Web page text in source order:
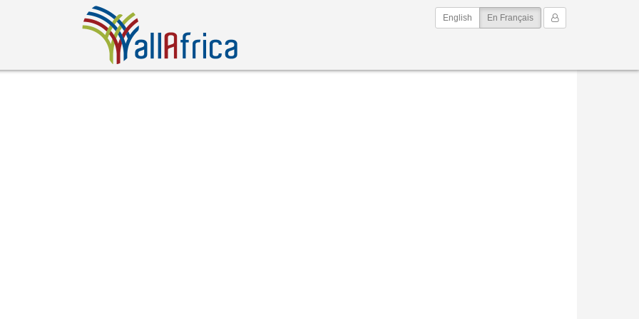
Mon Compte
English En Français(current)